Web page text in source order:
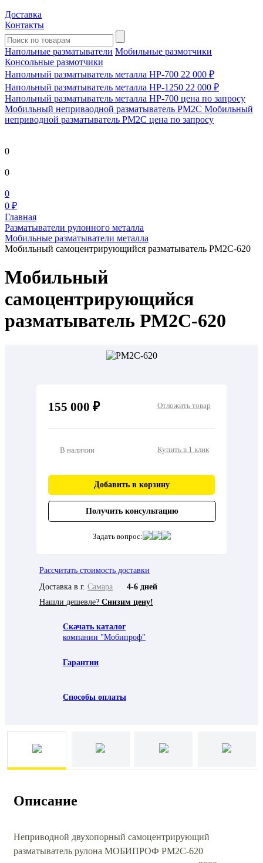
Доставка
Контакты
Напольные разматыватели Мобильные размотчики
Консольные размотчики
Напольный разматыватель металла HP-700 22 000 ₽
Напольный разматыватель металла HP-1250 22 000 ₽
Напольный разматыватель металла HP-700 цена по запросу
Мобильный непривaодной разматыватель РМ2С Мобильный
неприводной разматыватель РМ2С цена по запросу
0
0
0
0 ₽
Главная
Разматыватели рулонного металла
Мобильные разматыватели металла
Мобильный самоцентрирующийся разматыватель РМ2С-620
Мобильный
самоцентрирующийся
разматыватель РМ2С-620
155 000 ₽ Отложить товар
В наличии Купить в 1 клик
Добавить в корзину
Получить консультацию
Задать вопрос:
Рассчитать стоимость доставки
Доставка в г. Самара
4-6 дней
Нашли дешевле? Снизим цену!
Скачать каталог
компании "Мобипроф"
Гарантии
Способы оплаты
Описание
Неприводной двухопорный самоцентрирующий
разматыватель рулона МОБИПРОФ РМ2С-620